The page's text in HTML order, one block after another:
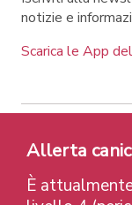
notizie e
Scarica le App
Contatti Link
Label e
Allerta
È